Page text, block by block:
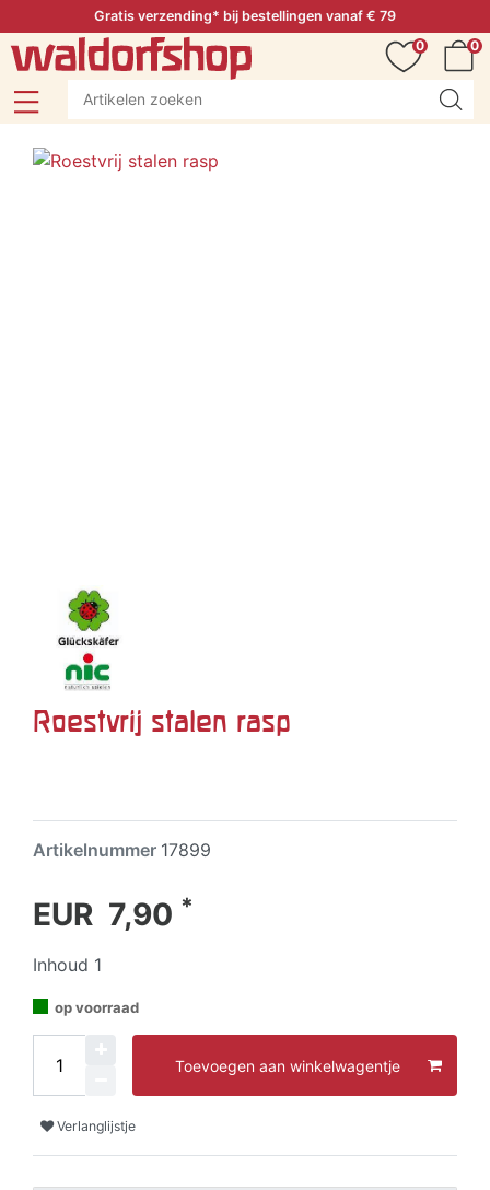
Gratis verzending* bij bestellingen vanaf € 79
0
0
Roestvrij stalen rasp
Artikelnummer 17899
EUR 7,90 *
Inhoud 1
op voorraad
Toevoegen aan winkelwagentje
Verlanglijstje